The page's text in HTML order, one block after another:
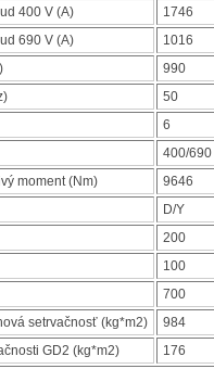
400 V (A)
1746
690 V (A)
1016
990
50
6
400/690
moment (Nm)
9646
D/Y
200
100
700
setrvačnosť (kg*m2)
984
GD2 (kg*m2)
176